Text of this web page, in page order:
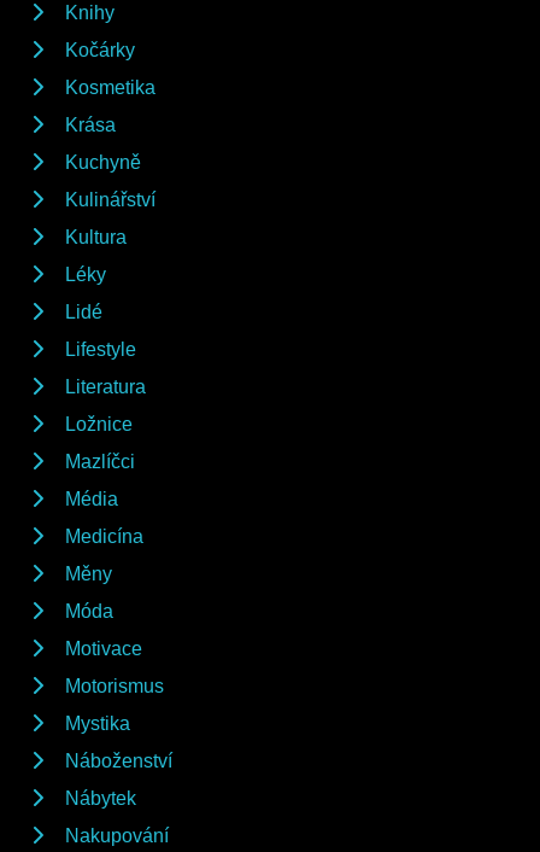
Knihy
Kočárky
Kosmetika
Krása
Kuchyně
Kulinářství
Kultura
Léky
Lidé
Lifestyle
Literatura
Ložnice
Mazlíčci
Média
Medicína
Měny
Móda
Motivace
Motorismus
Mystika
Náboženství
Nábytek
Nakupování